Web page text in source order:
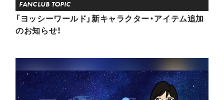
FANCLUB TOPIC
「ヨッシーワールド」新キャラクター・アイテム追加
のお知らせ！